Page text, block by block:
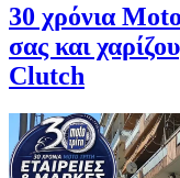
30 χρόνια
σας και
Clutch